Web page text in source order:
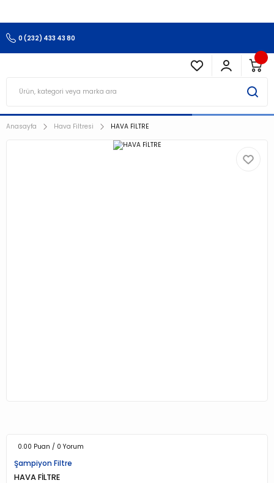
0 (232) 433 43 80
Anasayfa Hava Filtresi HAVA FİLTRE
0.00 Puan / 0 Yorum
Şampiyon Filtre
HAVA FİLTRE